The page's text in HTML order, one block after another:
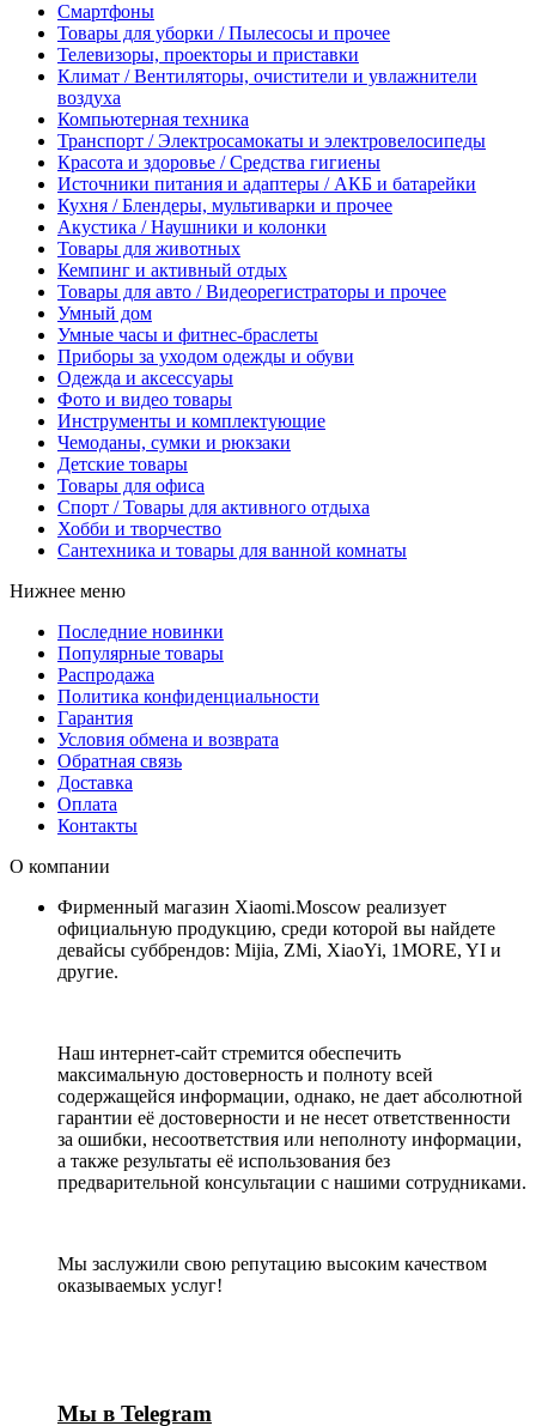
Смартфоны
Товары для уборки / Пылесосы и прочее
Телевизоры, проекторы и приставки
Климат / Вентиляторы, очистители и увлажнители
воздуха
Компьютерная техника
Транспорт / Электросамокаты и электровелосипеды
Красота и здоровье / Средства гигиены
Источники питания и адаптеры / АКБ и батарейки
Кухня / Блендеры, мультиварки и прочее
Акустика / Наушники и колонки
Товары для животных
Кемпинг и активный отдых
Товары для авто / Видеорегистраторы и прочее
Умный дом
Умные часы и фитнес-браслеты
Приборы за уходом одежды и обуви
Одежда и аксессуары
Фото и видео товары
Инструменты и комплектующие
Чемоданы, сумки и рюкзаки
Детские товары
Товары для офиса
Спорт / Товары для активного отдыха
Хобби и творчество
Сантехника и товары для ванной комнаты
Нижнее меню
Последние новинки
Популярные товары
Распродажа
Политика конфиденциальности
Гарантия
Условия обмена и возврата
Обратная связь
Доставка
Оплата
Контакты
О компании
Фирменный магазин Xiaomi.Moscow реализует
официальную продукцию, среди которой вы найдете
девайсы суббрендов: Mijia, ZMi, XiaoYi, 1MORE, YI и
другие.
Наш интернет-сайт стремится обеспечить
максимальную достоверность и полноту всей
содержащейся информации, однако, не дает абсолютной
гарантии её достоверности и не несет ответственности
за ошибки, несоответствия или неполноту информации,
а также результаты её использования без
предварительной консультации с нашими сотрудниками.
Мы заслужили свою репутацию высоким качеством
оказываемых услуг!
Мы в Telegram